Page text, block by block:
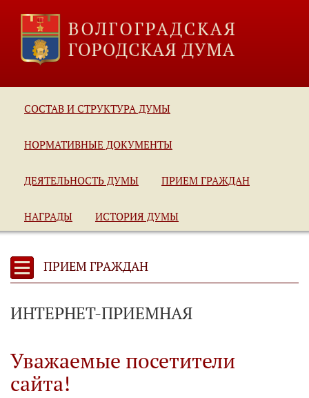
СОСТАВ И СТРУКТУРА ДУМЫ
НОРМАТИВНЫЕ ДОКУМЕНТЫ
ДЕЯТЕЛЬНОСТЬ ДУМЫ ПРИЕМ ГРАЖДАН
НАГРАДЫ ИСТОРИЯ ДУМЫ
ПРИЕМ ГРАЖДАН
ИНТЕРНЕТ-ПРИЕМНАЯ
Уважаемые посетители
сайта!